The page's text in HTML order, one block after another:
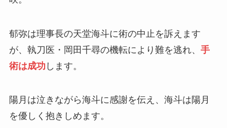
郁弥は理事長の天堂海斗に術の中止を訴えます
が、執刀医・岡田千尋の機転により難を逃れ、 手
術は成功 します。
陽月は泣きながら海斗に感謝を伝え、海斗は陽月
を優しく抱きしめます。